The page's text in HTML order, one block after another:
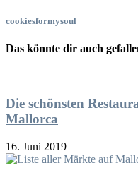
cookiesformysoul
Das könnte dir auch
Die schönsten
Mallorca
16. Juni 2019